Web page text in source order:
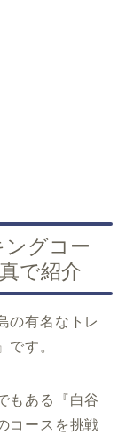
ングコー
で紹介
の有名なトレ
です。
もある『白谷
コースを挑戦